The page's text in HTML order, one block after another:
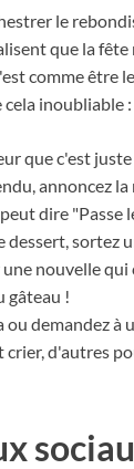
le
que la
comme être
inoubliable :
que c'est
annoncez
dire "Passe
dessert, sortez
nouvelle
gâteau !
ou demandez
d'autres